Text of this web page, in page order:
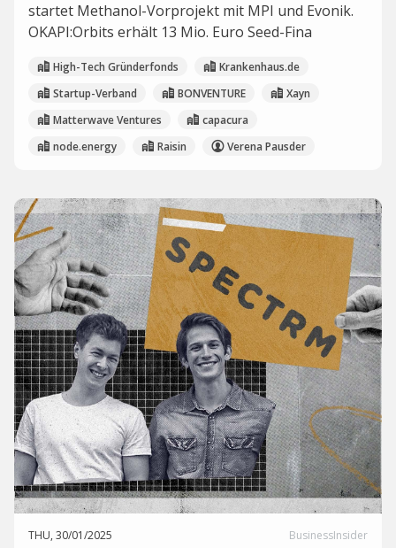
startet Methanol-Vorprojekt mit MPI und Evonik.
OKAPI:Orbits erhält 13 Mio. Euro Seed-Fina
High-Tech Gründerfonds
Krankenhaus.de
Startup-Verband
BONVENTURE
Xayn
Matterwave Ventures
capacura
node.energy
Raisin Verena Pausder
THU, 30/01/2025 BusinessInsider